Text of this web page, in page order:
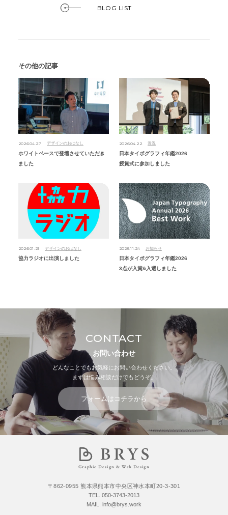
BLOG LIST
その他の記事
2026.04.27 デザインのおはなし
ホワイトベースで登壇させていただき
ました
2026.04.22 近況
日本タイポグラフィ年鑑2026
授賞式に参加しました
2026.01.21 デザインのおはなし
協力ラジオに出演しました
2025.11.24 お知らせ
日本タイポグラフィ年鑑2026
3点が入賞&入選しました
CONTACT
お問い合わせ
どんなことでもお気軽にお問い合わせください。
まずは悩み相談だけでもどうぞ。
フォームはコチラから
Graphic Design & Web Design
〒862-0955 熊本県熊本市中央区神水本町20-3-301
TEL. 050-3743-2013
MAIL. info@brys.work